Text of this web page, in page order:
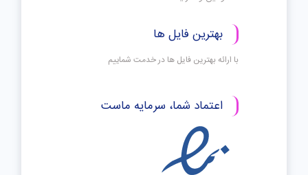
بهترین فایل ها
با ارائه بهترین فایل ها در خدمت شماییم
اعتماد شما، سرمایه ماست